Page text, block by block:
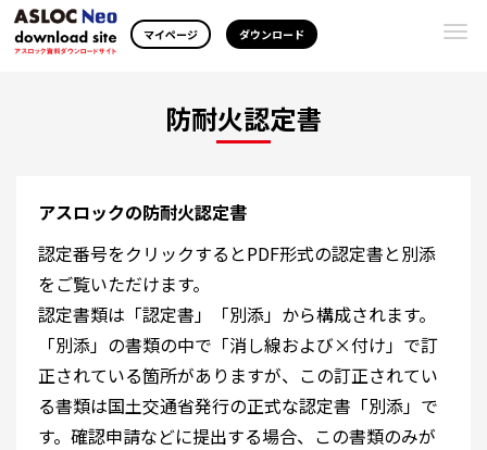
マイページ ダウンロード
防耐火認定書
アスロックの防耐火認定書
認定番号をクリックするとPDF形式の認定書と別添
をご覧いただけます。
認定書類は「認定書」「別添」から構成されます。
「別添」の書類の中で「消し線および×付け」で訂
正されている箇所がありますが、この訂正されてい
る書類は国土交通省発行の正式な認定書「別添」で
す。確認申請などに提出する場合、この書類のみが